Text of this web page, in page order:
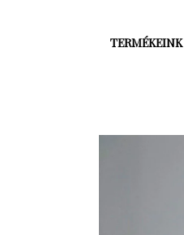
TERMÉKEINK